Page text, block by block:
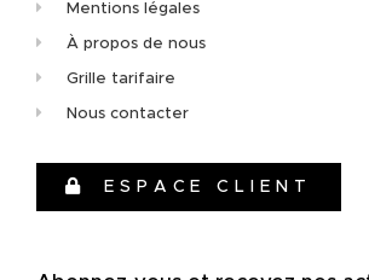
Mentions légales
À propos de nous
Grille tarifaire
Nous contacter
ESPACE CLIENT